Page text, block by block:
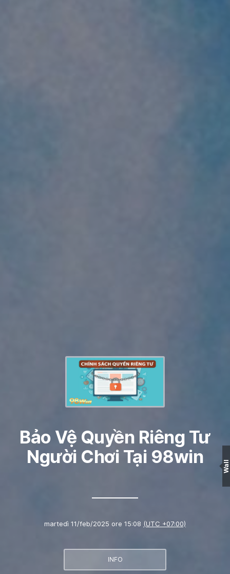
Bảo Vệ Quyền Riêng Tư
Người Chơi Tại 98win
martedì 11/feb/2025 ore 15:08 (UTC +07:00)
INFO
Wall